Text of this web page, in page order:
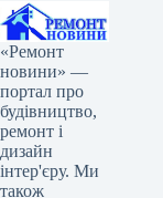
«Ремонт
новини» —
портал про
будівництво,
ремонт і
дизайн
інтер'єру. Ми
також